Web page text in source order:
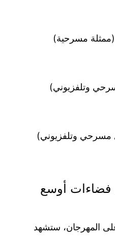
(ممثلة مسرحية)
وتلفزيوني)
مسرحي وتلفزيوني)
فضاءات أوسع
المهرجان، ستشهد